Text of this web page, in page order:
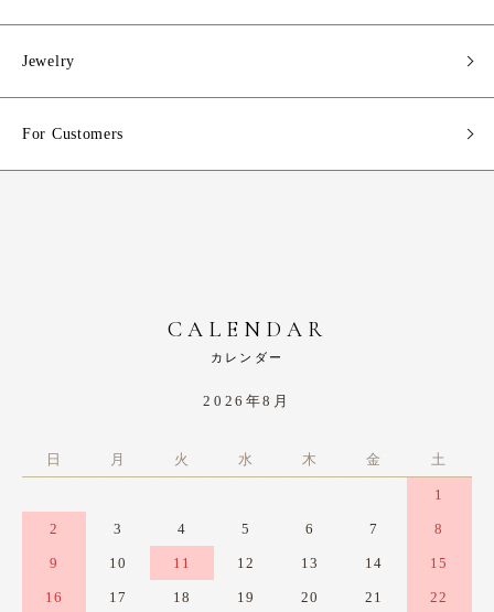
Jewelry
For Customers
CALENDAR
カレンダー
2026年8月
日 月 火 水 木 金 土
1
2 3 4 5 6 7 8
9 10 11 12 13 14 15
16 17 18 19 20 21 22